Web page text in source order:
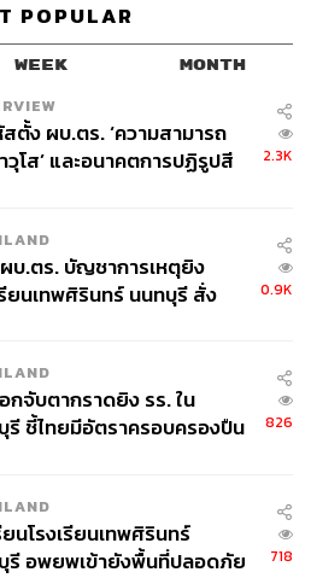
POPULAR
WEEK MONTH
ตั้ง ผบ.ตร. ‘ความสามารถ
วุโส’ และอนาคตการปฏิรูปสี
2.3K
บ.ตร. บัญชาการเหตุยิง
ยนเทพศิรินทร์ นนทบุรี สั่ง
0.9K
กจับตากราดยิง รร. ใน
รี ชี้ไทยมีอัตราครอบครองปืน
826
ยนโรงเรียนเทพศิรินทร์
รี อพยพเข้ายังพื้นที่ปลอดภัย
718